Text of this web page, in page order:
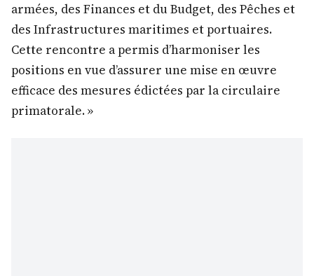
armées, des Finances et du Budget, des Pêches et
des Infrastructures maritimes et portuaires.
Cette rencontre a permis d’harmoniser les
positions en vue d’assurer une mise en œuvre
efficace des mesures édictées par la circulaire
primatorale. »